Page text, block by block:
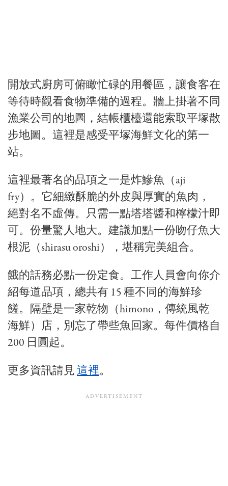
開放式廚房可俯瞰忙碌的用餐區，讓食客在
等待時觀看食物準備的過程。牆上掛著不同
漁業公司的地圖，結帳櫃檯還能索取平塚散
步地圖。這裡是感受平塚海鮮文化的第一
站。
這裡最著名的品項之一是炸鰺魚（aji
fry）。它細緻酥脆的外皮與厚實的魚肉，
絕對名不虛傳。只需一點塔塔醬和檸檬汁即
可。份量驚人地大。建議加點一份吻仔魚大
根泥（shirasu oroshi），堪稱完美組合。
餓的話務必點一份定食。工作人員會向你介
紹每道品項，總共有 15 種不同的海鮮珍
饈。隔壁是一家乾物（himono，傳統風乾
海鮮）店，別忘了帶些魚回家。每件價格自
200 日圓起。
更多資訊請見這裡。